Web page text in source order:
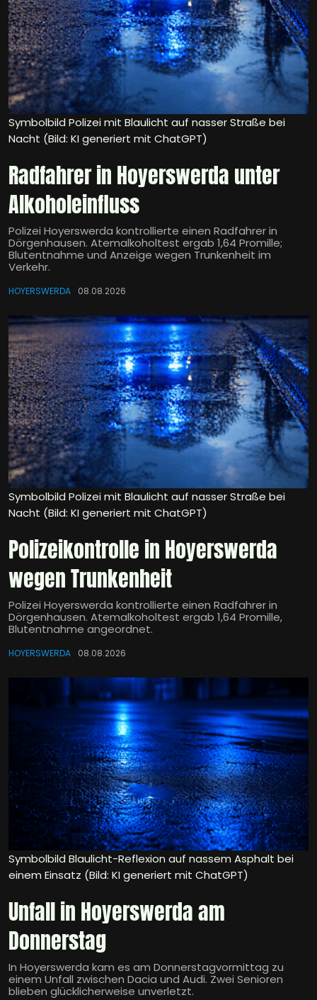
Symbolbild Polizei mit Blaulicht auf nasser Straße bei
Nacht (Bild: KI generiert mit ChatGPT)
Radfahrer in Hoyerswerda unter
Alkoholeinfluss
Polizei Hoyerswerda kontrollierte einen Radfahrer in
Dörgenhausen. Atemalkoholtest ergab 1,64 Promille;
Blutentnahme und Anzeige wegen Trunkenheit im
Verkehr.
HOYERSWERDA 08.08.2026
Symbolbild Polizei mit Blaulicht auf nasser Straße bei
Nacht (Bild: KI generiert mit ChatGPT)
Polizeikontrolle in Hoyerswerda
wegen Trunkenheit
Polizei Hoyerswerda kontrollierte einen Radfahrer in
Dörgenhausen. Atemalkoholtest ergab 1,64 Promille,
Blutentnahme angeordnet.
HOYERSWERDA 08.08.2026
Symbolbild Blaulicht-Reflexion auf nassem Asphalt bei
einem Einsatz (Bild: KI generiert mit ChatGPT)
Unfall in Hoyerswerda am
Donnerstag
In Hoyerswerda kam es am Donnerstagvormittag zu
einem Unfall zwischen Dacia und Audi. Zwei Senioren
blieben glücklicherweise unverletzt.